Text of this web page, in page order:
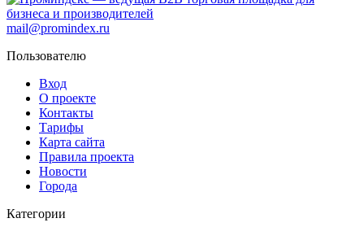
mail@promindex.ru
Пользователю
Вход
О проекте
Контакты
Тарифы
Карта сайта
Правила проекта
Новости
Города
Категории